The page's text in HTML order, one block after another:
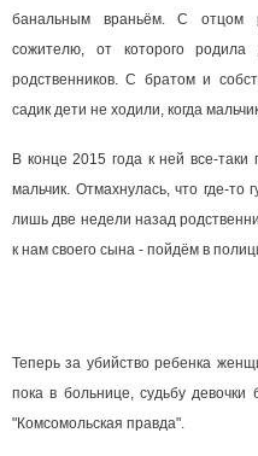
банальным враньём. С отцом
сожителю, от которого родила
родственников. С братом и
садик дети не ходили, когда
В конце 2015 года к ней все-
мальчик. Отмахнулась, что где-то
лишь две недели назад
к нам своего сына - пойдём в
Теперь за убийство ребенка
пока в больнице, судьбу
"Комсомольская правда".